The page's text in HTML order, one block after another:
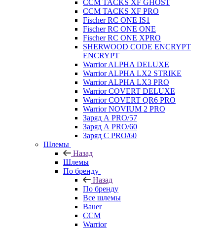
CCM TACKS XF GHOST
CCM TACKS XF PRO
Fischer RC ONE IS1
Fischer RC ONE ONE
Fischer RC ONE XPRO
SHERWOOD CODE ENCRYPT
ENCRYPT
Warrior ALPHA DELUXE
Warrior ALPHA LX2 STRIKE
Warrior ALPHA LX3 PRO
Warrior COVERT DELUXE
Warrior COVERT QR6 PRO
Warrior NOVIUM 2 PRO
Заряд А PRO/57
Заряд А PRO/60
Заряд С PRO/60
Шлемы
Назад
Шлемы
По бренду
Назад
По бренду
Все шлемы
Bauer
CCM
Warrior